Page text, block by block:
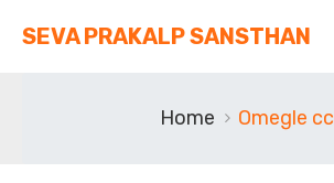
SEVA PRAKALP SANSTHAN
Home Omegle cc